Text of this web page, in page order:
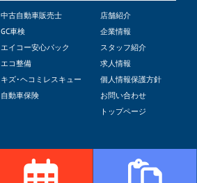
中古自動車販売士
GC車検
エイコー安心パック
エコ整備
キズ･ヘコミレスキュー
自動車保険
店舗紹介
企業情報
スタッフ紹介
求人情報
個人情報保護方針
お問い合わせ
トップページ